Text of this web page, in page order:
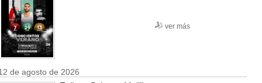
ver más
de agosto de 2026